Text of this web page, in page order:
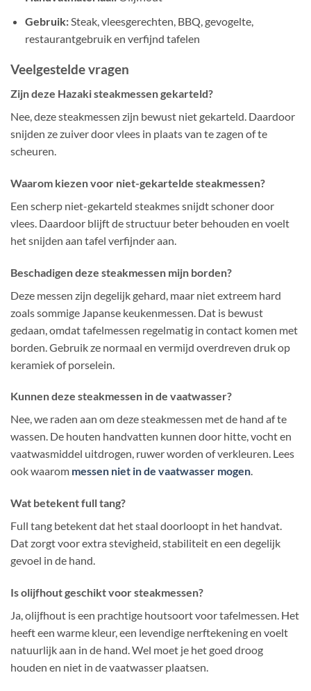
Gebruik:Steak, vleesgerechten, BBQ, gevogelte,
restaurantgebruik en verfijnd tafelen
Veelgestelde vragen
Zijn deze Hazaki steakmessen gekarteld?
Nee, deze steakmessen zijn bewust niet gekarteld. Daardoor
snijden ze zuiver door vlees in plaats van te zagen of te
scheuren.
Waarom kiezen voor niet-gekartelde steakmessen?
Een scherp niet-gekarteld steakmes snijdt schoner door
vlees. Daardoor blijft de structuur beter behouden en voelt
het snijden aan tafel verfijnder aan.
Beschadigen deze steakmessen mijn borden?
Deze messen zijn degelijk gehard, maar niet extreem hard
zoals sommige Japanse keukenmessen. Dat is bewust
gedaan, omdat tafelmessen regelmatig in contact komen met
borden. Gebruik ze normaal en vermijd overdreven druk op
keramiek of porselein.
Kunnen deze steakmessen in de vaatwasser?
Nee, we raden aan om deze steakmessen met de hand af te
wassen. De houten handvatten kunnen door hitte, vocht en
vaatwasmiddel uitdrogen, ruwer worden of verkleuren. Lees
ook waarom messen niet in de vaatwasser mogen.
Wat betekent full tang?
Full tang betekent dat het staal doorloopt in het handvat.
Dat zorgt voor extra stevigheid, stabiliteit en een degelijk
gevoel in de hand.
Is olijfhout geschikt voor steakmessen?
Ja, olijfhout is een prachtige houtsoort voor tafelmessen. Het
heeft een warme kleur, een levendige nerftekening en voelt
natuurlijk aan in de hand. Wel moet je het goed droog
houden en niet in de vaatwasser plaatsen.